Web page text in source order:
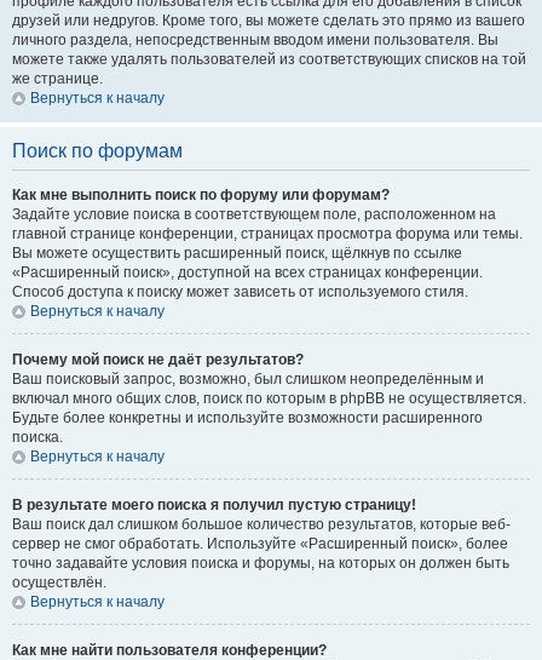
друзей или недругов. Кроме того, вы можете сделать это прямо из вашего
личного раздела, непосредственным вводом имени пользователя. Вы
можете также удалять пользователей из соответствующих списков на той
же странице.
Вернуться к началу
Поиск по форумам
Как мне выполнить поиск по форуму или форумам?
Задайте условие поиска в соответствующем поле, расположенном на
главной странице конференции, страницах просмотра форума или темы.
Вы можете осуществить расширенный поиск, щёлкнув по ссылке
«Расширенный поиск», доступной на всех страницах конференции.
Способ доступа к поиску может зависеть от используемого стиля.
Вернуться к началу
Почему мой поиск не даёт результатов?
Ваш поисковый запрос, возможно, был слишком неопределённым и
включал много общих слов, поиск по которым в phpBB не осуществляется.
Будьте более конкретны и используйте возможности расширенного
поиска.
Вернуться к началу
В результате моего поиска я получил пустую страницу!
Ваш поиск дал слишком большое количество результатов, которые веб-
сервер не смог обработать. Используйте «Расширенный поиск», более
точно задавайте условия поиска и форумы, на которых он должен быть
осуществлён.
Вернуться к началу
Как мне найти пользователя конференции?